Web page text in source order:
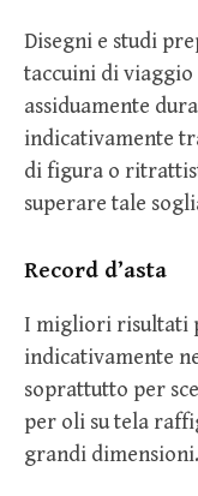
Disegni e studi
taccuini di viaggio
assiduamente
indicativamente
di figura o
superare tale
Record d’asta
I migliori risultati
indicativamente
soprattutto per
per oli su tela
grandi dimensioni.